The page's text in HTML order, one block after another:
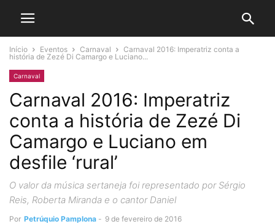
Início Eventos Carnaval
Carnaval 2016: Imperatriz conta a
história de Zezé Di Camargo e Luciano...
Carnaval
Carnaval 2016: Imperatriz
conta a história de Zezé Di
Camargo e Luciano em
desfile ‘rural’
O valor da música sertaneja foi representado por Sérgio
Reis, Roberta Miranda e o cantor Daniel
Por Petrúquio Pamplona - 9 de fevereiro de 2016